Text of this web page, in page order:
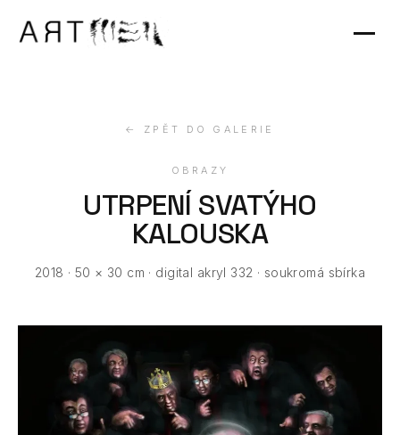
Výstavy
← ZPĚT DO GALERIE
OBRAZY
UTRPENÍ SVATÝHO
KALOUSKA
2018 · 50 × 30 cm · digital akryl 332 · soukromá sbírka